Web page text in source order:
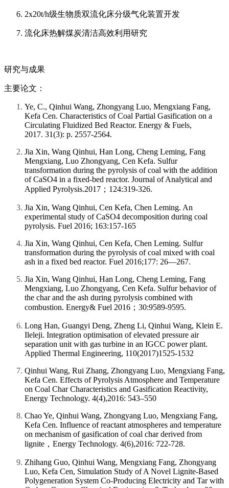
2x20t/h级生物质双流化床分级气化装置开发
流化床热解煤炭清洁高效利用研究
研究与成果
主要论文：
Ye, C., Qinhui Wang, Zhongyang Luo, Mengxiang Fang,
Kefa Cen. Characteristics of Coal Partial Gasification on a
Circulating Fluidized Bed Reactor. Energy & Fuels,
2017. 31(3): p. 2557-2564.
Jia Xin, Wang Qinhui, Han Long, Cheng Leming, Fang
Mengxiang, Luo Zhongyang, Cen Kefa. Sulfur
transformation during the pyrolysis of coal with the addition
of CaSO4 in a fixed-bed reactor. Journal of Analytical and
Applied Pyrolysis.2017；124:319-326.
Jia Xin, Wang Qinhui, Cen Kefa, Chen Leming. An
experimental study of CaSO4 decomposition during coal
pyrolysis. Fuel 2016; 163:157-165
Jia Xin, Wang Qinhui, Cen Kefa, Chen Leming. Sulfur
transformation during the pyrolysis of coal mixed with coal
ash in a fixed bed reactor. Fuel 2016;177: 26—267.
Jia Xin, Wang Qinhui, Han Long, Cheng Leming, Fang
Mengxiang, Luo Zhongyang, Cen Kefa. Sulfur behavior of
the char and the ash during pyrolysis combined with
combustion. Energy& Fuel 2016；30:9589-9595.
Long Han, Guangyi Deng, Zheng Li, Qinhui Wang, Klein E.
Ileleji. Integration optimisation of elevated pressure air
separation unit with gas turbine in an IGCC power plant.
Applied Thermal Engineering, 110(2017)1525-1532
Qinhui Wang, Rui Zhang, Zhongyang Luo, Mengxiang Fang,
Kefa Cen. Effects of Pyrolysis Atmosphere and Temperature
on Coal Char Characteristics and Gasification Reactivity,
Energy Technology. 4(4),2016: 543–550
Chao Ye, Qinhui Wang, Zhongyang Luo, Mengxiang Fang,
Kefa Cen. Influence of reactant atmospheres and temperature
on mechanism of gasification of coal char derived from
lignite，Energy Technology. 4(6),2016: 722-728.
Zhihang Guo, Qinhui Wang, Mengxiang Fang, Zhongyang
Luo, Kefa Cen, Simulation Study of A Novel Lignite-Based
Polygeneration System Co-Producing Electricity and Tar with